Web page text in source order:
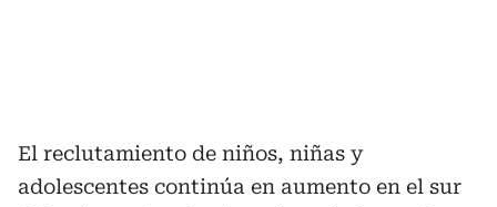
El reclutamiento de niños, niñas y
adolescentes continúa en aumento en el sur